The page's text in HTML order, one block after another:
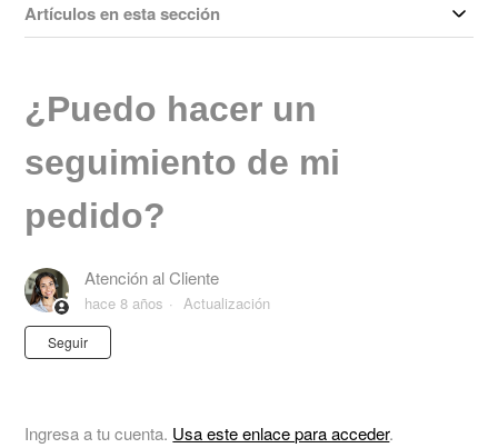
Artículos en esta sección
¿Puedo hacer un
seguimiento de mi
pedido?
Atención al Cliente
hace 8 años Actualización
Seguir
Ingresa a tu cuenta. Usa este enlace para acceder.